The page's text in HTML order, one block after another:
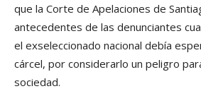
que la Corte de Apelaciones de
antecedentes de las denunciantes
el exseleccionado nacional debía
cárcel, por considerarlo un peligro
sociedad.